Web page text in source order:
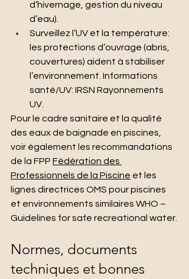
d’hivernage, gestion du niveau
d’eau).
Surveillez l’UV et la température:
les protections d’ouvrage (abris,
couvertures) aident à stabiliser
l’environnement. Informations
santé/UV: IRSN Rayonnements
UV.
Pour le cadre sanitaire et la qualité
des eaux de baignade en piscines,
voir également les recommandations
de la FPP Fédération des
Professionnels de la Piscine et les
lignes directrices OMS pour piscines
et environnements similaires WHO –
Guidelines for safe recreational water.
Normes, documents
techniques et bonnes